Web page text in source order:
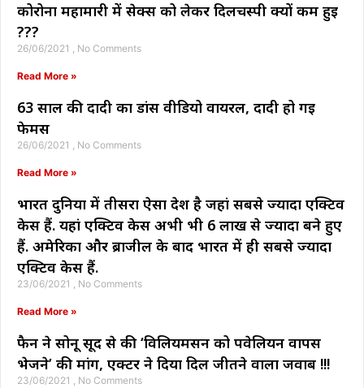
कोरोना महामारी में सेक्स को लेकर दिलचस्पी क्यों कम हुई
???
26/06/2021 No Comments
Read More »
63 साल की दादी का डांस वीडियो वायरल, दादी हो गई
फेमस
26/06/2021 No Comments
Read More »
भारत दुनिया में तीसरा ऐसा देश है जहां सबसे ज्यादा एक्टिव
केस हैं. यहां एक्टिव केस अभी भी 6 लाख से ज्यादा बने हुए
हैं. अमेरिका और ब्राजील के बाद भारत में ही सबसे ज्यादा
एक्टिव केस हैं.
23/06/2021 No Comments
Read More »
फैन ने सोनू सूद से की ‘विलियमसन को पवेलियन वापस
भेजने’ की मांग, एक्टर ने दिया दिल जीतने वाला जवाब !!!
23/06/2021 No Comments